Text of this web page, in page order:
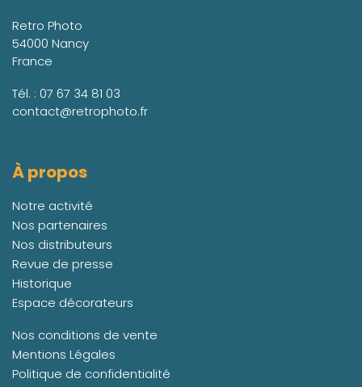
Retro Photo
54000 Nancy
France
Tél. : 07 67 34 81 03
contact@retrophoto.fr
À propos
Notre activité
Nos partenaires
Nos distributeurs
Revue de presse
Historique
Espace décorateurs
Nos conditions de vente
Mentions Légales
Politique de confidentialité